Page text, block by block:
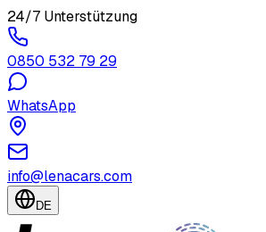
24/7 Unterstützung
0850 532 79 29
WhatsApp
info@lenacars.com
DE